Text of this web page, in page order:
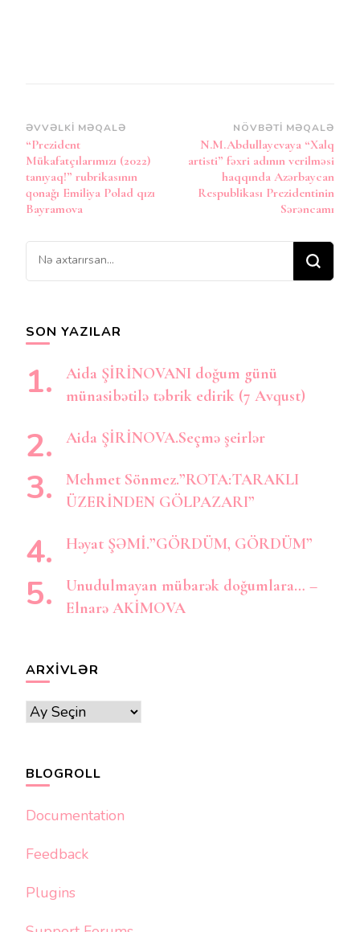
Post
Naviqasiya
ƏVVƏLKI MƏQALƏ
“Prezident
Mükafatçılarımızı (2022)
tanıyaq!” rubrikasının
qonağı Emiliya Polad qızı
Bayramova
NÖVBƏTI MƏQALƏ
N.M.Abdullayevaya “Xalq
artisti” fəxri adının verilməsi
haqqında Azərbaycan
Respublikası Prezidentinin
Sərəncamı
Bir
şey
SON YAZILAR
Aida ŞİRİNOVANI doğum günü
münasibətilə təbrik edirik (7 Avqust)
Aida ŞİRİNOVA.Seçmə şeirlər
Mehmet Sönmez.”ROTA:TARAKLI
ÜZERİNDEN GÖLPAZARI”
Həyat ŞƏMİ.”GÖRDÜM, GÖRDÜM”
Unudulmayan mübarək doğumlara… –
Elnarə AKİMOVA
ARXIVLƏR
Arxivlər
BLOGROLL
Documentation
Feedback
Plugins